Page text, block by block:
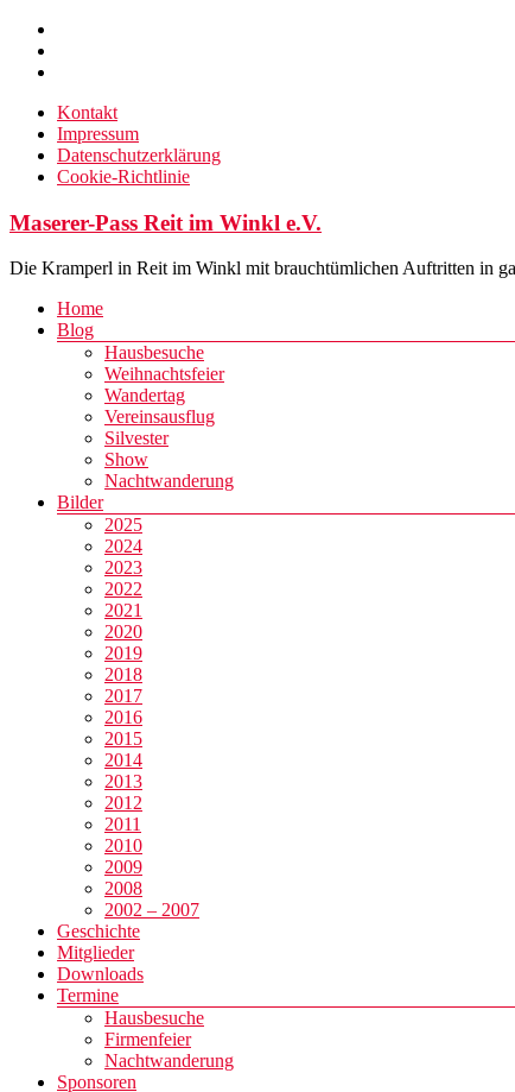
Zum
Inhalt
springen
Kontakt
Impressum
Datenschutzerklärung
Cookie-Richtlinie
Maserer-Pass Reit im Winkl e.V.
Die Kramperl in Reit im Winkl mit brauchtümlichen Auftritten in
Menü
Home
Blog
Hausbesuche
Weihnachtsfeier
Wandertag
Vereinsausflug
Silvester
Show
Nachtwanderung
Bilder
2025
2024
2023
2022
2021
2020
2019
2018
2017
2016
2015
2014
2013
2012
2011
2010
2009
2008
2002 – 2007
Geschichte
Mitglieder
Downloads
Termine
Hausbesuche
Firmenfeier
Nachtwanderung
Sponsoren